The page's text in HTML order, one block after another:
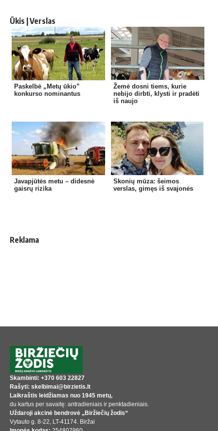
Ūkis | Verslas
Paskelbė „Metų ūkio”
konkurso nominantus
Žemė dosni tiems, kurie
nebijo dirbti, klysti ir pradėti
iš naujo
Javapjūtės metu – didesnė
gaisrų rizika
Skonių mūza: šeimos
verslas, gimęs iš svajonės
Reklama
Skambinti: +370 603 22827
Rašyti: skelbimai@birzietis.lt
Laikraštis leidžiamas nuo 1945 metų,
du kartus per savaitę: antradieniais ir penktadieniais.
Uždaroji akcinė bendrovė „Biržiečių žodis“
Vytauto g. 8-22, LT-41174. Biržai